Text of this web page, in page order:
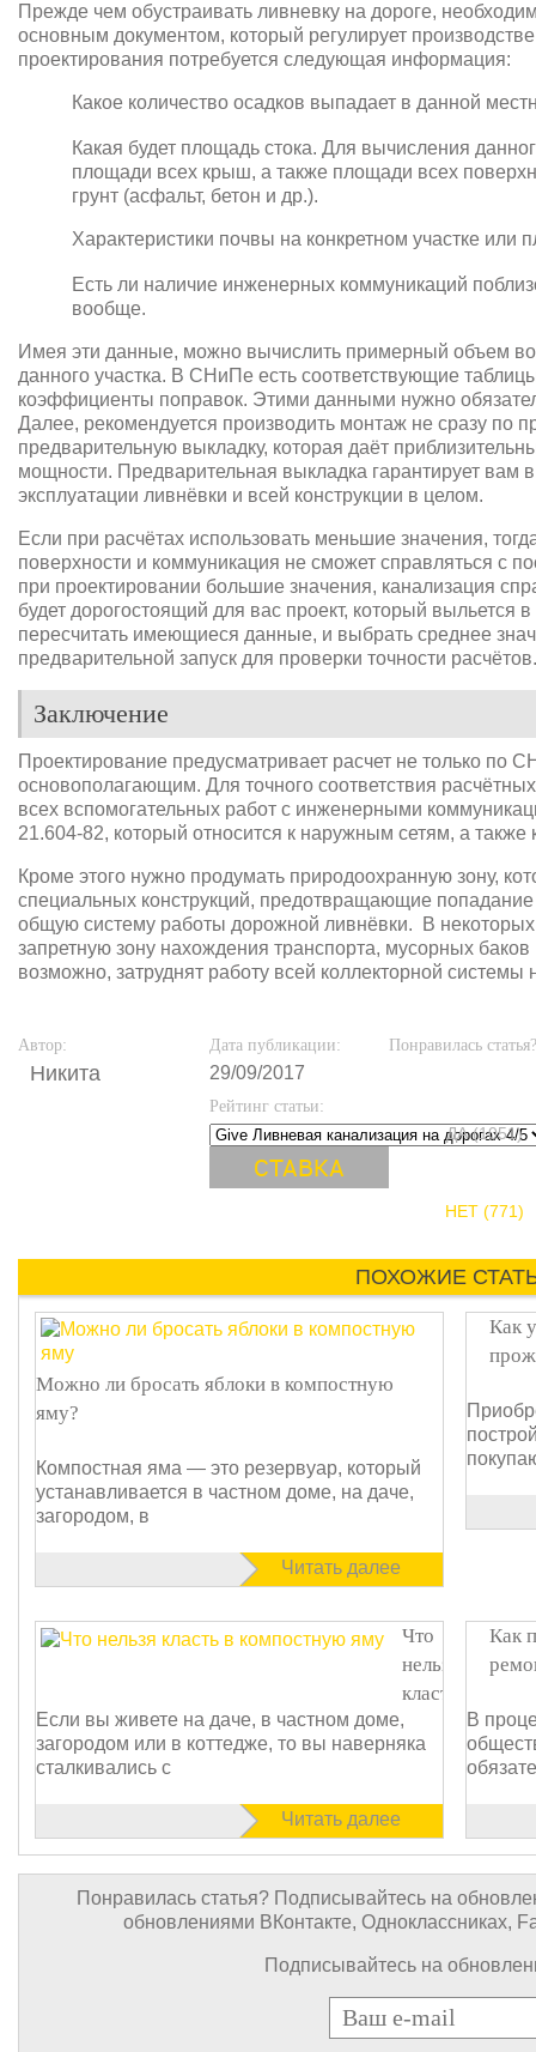
Прежде чем обустраивать ливневку на дороге,
основным документом, который регулирует
проектирования потребуется следующая информация:
Какое количество осадков выпадает в данной
Какая будет площадь стока. Для вычисления
площади всех крыш, а также площади всех
грунт (асфальт, бетон и др.).
Характеристики почвы на конкретном участке или
Есть ли наличие инженерных коммуникаций
вообще.
Имея эти данные, можно вычислить примерный объем
данного участка. В СНиПе есть соответствующие
коэффициенты поправок. Этими данными нужно
Далее, рекомендуется производить монтаж не сразу по
предварительную выкладку, которая даёт
мощности. Предварительная выкладка гарантирует вам
эксплуатации ливнёвки и всей конструкции в целом.
Если при расчётах использовать меньшие значения,
поверхности и коммуникация не сможет справляться с
при проектировании большие значения, канализация
будет дорогостоящий для вас проект, который выльется
пересчитать имеющиеся данные, и выбрать среднее
предварительной запуск для проверки точности расчётов.
Заключение
Проектирование предусматривает расчет не только по
основополагающим. Для точного соответствия
всех вспомогательных работ с инженерными
21.604-82, который относится к наружным сетям, а также
Кроме этого нужно продумать природоохранную зону,
специальных конструкций, предотвращающие
общую систему работы дорожной ливнёвки. В некоторых
запретную зону нахождения транспорта, мусорных
возможно, затруднят работу всей коллекторной системы
Автор:
Никита
Дата публикации:
29/09/2017
Рейтинг статьи:
Понравилась статья?
ДА (1051)
НЕТ (771)
ПОХОЖИЕ
Можно ли бросать яблоки в компостную
яму?
Компостная яма — это резервуар, который
устанавливается в частном доме, на даче,
загородом, в
Читать далее
Как
Что
нельзя
класть
в
компостную
Если вы живете на даче, в частном доме,
загородом или в коттедже, то вы наверняка
сталкивались с
Читать далее
Как
В
Понравилась статья? Подписывайтесь на
обновлениями ВКонтакте, Одноклассниках,
Подписывайтесь на
E-mail